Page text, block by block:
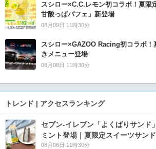
スシロー×C.C.レモン初コラボ！夏限
甘酸っぱパフェ」新登場
08月09日 11時30分
スシロー×GAZOO Racing初コラボ！
きメニュー登場
08月08日 11時30分
トレンド | アクセスランキング
セブン‐イレブン「よくばりサンド
ミント登場｜夏限定スイーツサン
08月06日 11時30分